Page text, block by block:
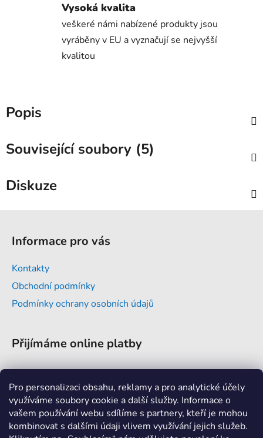
Pro personalizaci obsahu, reklamy a pro analytické účely
využíváme soubory cookie a další služby. Informace o
vašem používání webu sdílíme s partnery, kteří je mohou
kombinovat s dalšími údaji vlivem využívání jejich služeb.
Vysoká kvalita
veškeré námi nabízené produkty jsou
vyráběny v EU a vyznačují se nejvyšší
kvalitou
Popis
Související soubory (5)
Diskuze
Informace pro vás
Kontakty
Obchodní podmínky
Podmínky ochrany osobních údajů
Přijímáme online platby
Kontakt